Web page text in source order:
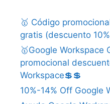
🥇 Código
gratis (descuento
🥇Google Workspace
promocional
Workspace💲💲
10%-14% Off Google